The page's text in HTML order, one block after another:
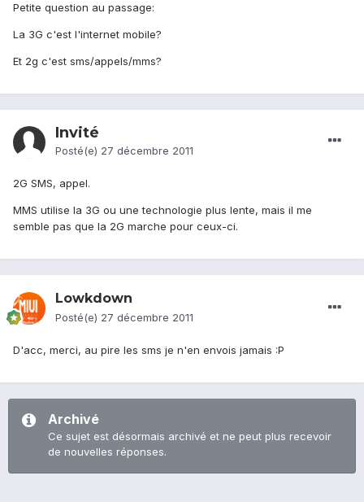
Petite question au passage:
La 3G c'est l'internet mobile?
Et 2g c'est sms/appels/mms?
Invité
Posté(e) 27 décembre 2011
2G SMS, appel.
MMS utilise la 3G ou une technologie plus lente, mais il me
semble pas que la 2G marche pour ceux-ci.
Lowkdown
Posté(e) 27 décembre 2011
D'acc, merci, au pire les sms je n'en envois jamais :P
Archivé
Ce sujet est désormais archivé et ne peut plus recevoir
de nouvelles réponses.